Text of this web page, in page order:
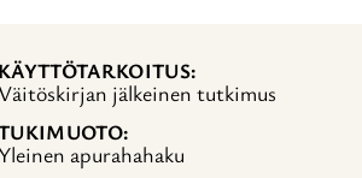
KÄYTTÖTARKOITUS
Väitöskirjan jälkeinen tutkimus
apurahahaku